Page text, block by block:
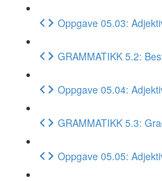
Oppgave 05.03:
GRAMMATIKK 5.2:
Oppgave 05.04:
GRAMMATIKK 5.3:
Oppgave 05.05: